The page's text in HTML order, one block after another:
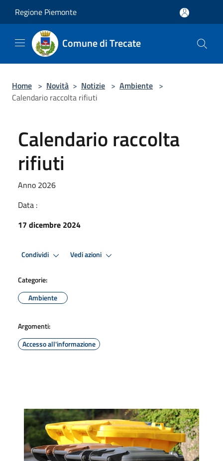
Regione Piemonte
Comune di Trecate
Home > Novità > Notizie > Ambiente >
Calendario raccolta rifiuti
Calendario raccolta
rifiuti
Anno 2026
Data :
17 dicembre 2024
Condividi Vedi azioni
Categorie:
Ambiente
Argomenti:
Accesso all'informazione